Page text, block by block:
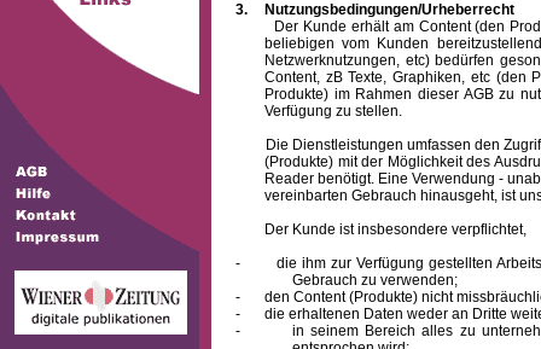
3.
Nutzungsbedingungen/Urheberrecht
Der Kunde erhält am Content (den
beliebigen vom Kunden
Netzwerknutzungen, etc) bedürfen
Content, zB Texte, Graphiken, etc (den
Produkte) im Rahmen dieser AGB zu
Verfügung zu stellen.
Die Dienstleistungen umfassen den Zugriff
(Produkte) mit der Möglichkeit des
Reader benötigt. Eine Verwendung -
vereinbarten Gebrauch hinausgeht, ist
Der Kunde ist insbesondere verpflichtet,
-
die ihm zur Verfügung gestellten
Gebrauch zu verwenden;
-
den Content (Produkte) nicht
-
die erhaltenen Daten weder an Dritte
-
in seinem Bereich alles zu